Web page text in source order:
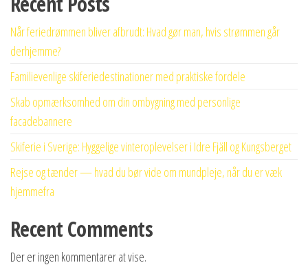
Når feriedrømmen bliver afbrudt: Hvad gør man, hvis strømmen går
derhjemme?
Familievenlige skiferiedestinationer med praktiske fordele
Skab opmærksomhed om din ombygning med personlige
facadebannere
Skiferie i Sverige: Hyggelige vinteroplevelser i Idre Fjäll og Kungsberget
Rejse og tænder — hvad du bør vide om mundpleje, når du er væk
hjemmefra
Recent Comments
Der er ingen kommentarer at vise.